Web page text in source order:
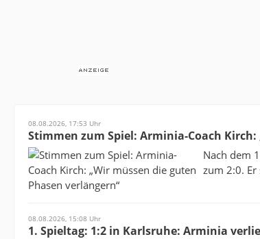
08.08.2026, 17:53 Uhr
Stimmen zum Spiel: Arminia-Coach
Nach dem
zum 2:0.
08.08.2026, 15:08 Uhr
1. Spieltag: 1:2 in Karlsruhe: Arminia